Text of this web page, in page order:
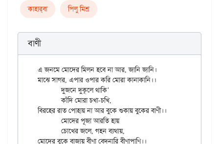
কাহার্‌বা পিলু মিশ্র
বাণী
এ জনমে মোদের মিলন হবে না আর, জানি জানি।
মাঝে সাগর, এপার ওপার করি মোরা কানাকানি।।
	দুজনে দুকূলে থাকি’
	কাঁদি মোরা চখা-চখি,
বিরহের রাত পোহায় না আর বুকে শুকায় বুকের বাণী।।
মোদের বুকে বাজায় বীণা বেদনারি বীণাপাণি।।